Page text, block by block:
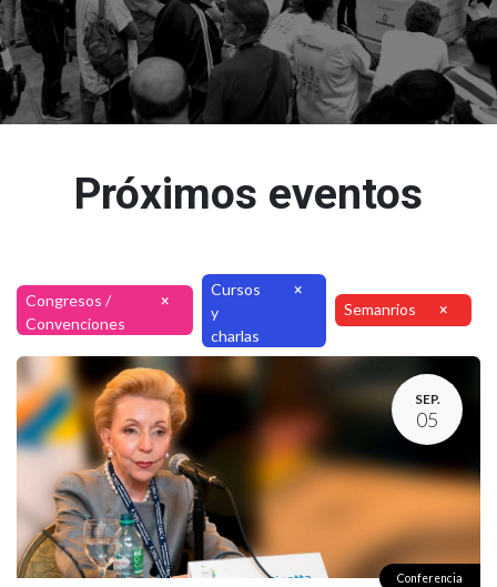
Próximos eventos
Congresos /
Convenciones
×
Cursos
y
charlas
×
Semanrios ×
SEP.
05
Conferencia